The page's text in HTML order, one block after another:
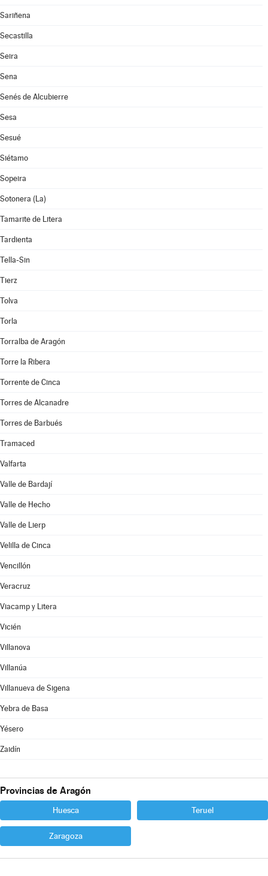
Sariñena
Secastilla
Seira
Sena
Senés de Alcubierre
Sesa
Sesué
Siétamo
Sopeira
Sotonera (La)
Tamarite de Litera
Tardienta
Tella-Sin
Tierz
Tolva
Torla
Torralba de Aragón
Torre la Ribera
Torrente de Cinca
Torres de Alcanadre
Torres de Barbués
Tramaced
Valfarta
Valle de Bardají
Valle de Hecho
Valle de Lierp
Velilla de Cinca
Vencillón
Veracruz
Viacamp y Litera
Vicién
Villanova
Villanúa
Villanueva de Sigena
Yebra de Basa
Yésero
Zaidín
Provincias de Aragón
Huesca Teruel
Zaragoza